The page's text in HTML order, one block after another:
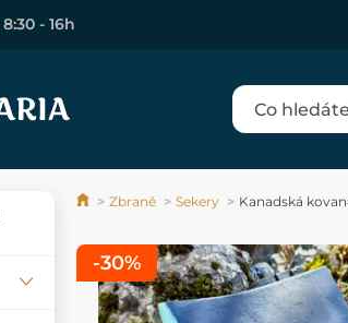
- 16h
Zbraně Sekery Kanadská
-30%